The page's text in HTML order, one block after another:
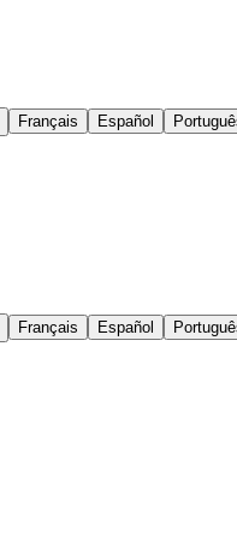
Français Español
Français Español